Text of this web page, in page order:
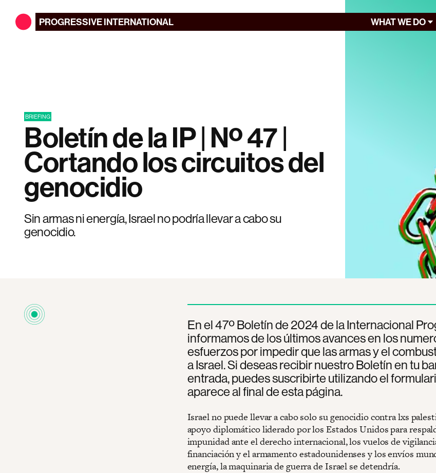
PROGRESSIVEINTERNATIONAL WHAT WE DO
BRIEFING
Boletín de la IP | Nº 47 |
Cortando los circuitos del
genocidio
Sin armas ni energía, Israel no podría llevar a cabo su
genocidio.
En el 47º Boletín de 2024 de la Internacional
informamos de los últimos avances en los
esfuerzos por impedir que las armas y el
a Israel. Si deseas recibir nuestro Boletín en tu
entrada, puedes suscribirte utilizando el
aparece al final de esta página.
Israel no puede llevar a cabo solo su genocidio contra lxs
apoyo diplomático liderado por los Estados Unidos para
impunidad ante el derecho internacional, los vuelos de
financiación y el armamento estadounidenses y los envíos
energía, la maquinaria de guerra de Israel se detendría.